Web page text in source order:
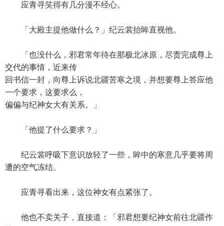
应青寻笑得有几分漫不经心。
「大殿主提他做什么？」纪云裳抬眸直视他。
「也没什么，邪君常年待在那极北冰原，尽责完成尊上
交代的事情，近来传
回书信一封，向尊上诉说北疆苦寒之境，并想要尊上答应他
一个要求，这要求么，
偏偏与纪神女大有关系。」
「他提了什么要求？」
纪云裳呼吸下意识放轻了一些，眸中的寒意几乎要将周
遭的空气冻结。
应青寻看出来，这位神女有点紧张了。
他也不卖关子，直接道：「邪君想要纪神女前往北疆作